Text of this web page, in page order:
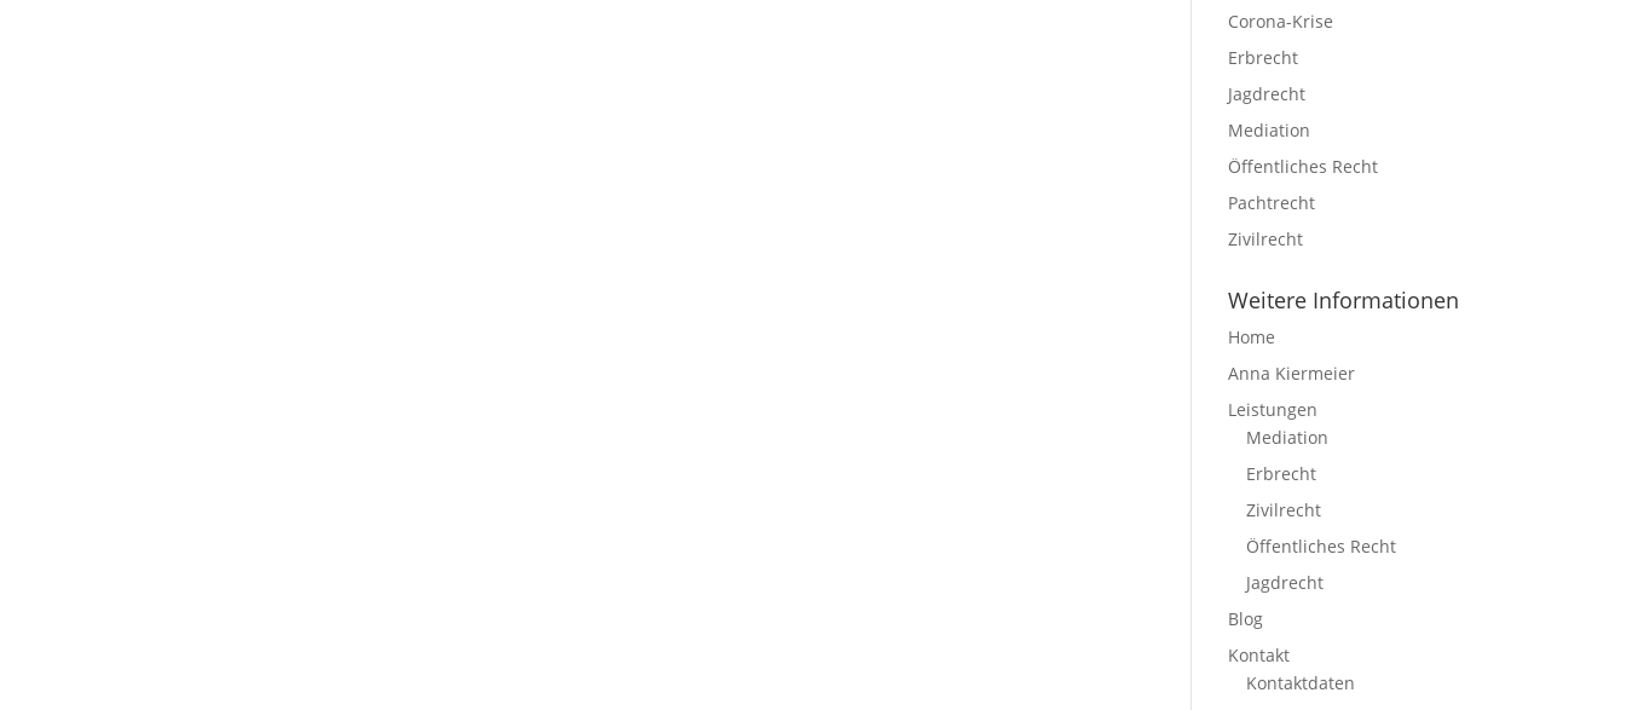
Corona-Krise
Erbrecht
Jagdrecht
Mediation
Öffentliches Recht
Pachtrecht
Zivilrecht
Weitere Informationen
Home
Anna Kiermeier
Leistungen
Mediation
Erbrecht
Zivilrecht
Öffentliches Recht
Jagdrecht
Blog
Kontakt
Kontaktdaten